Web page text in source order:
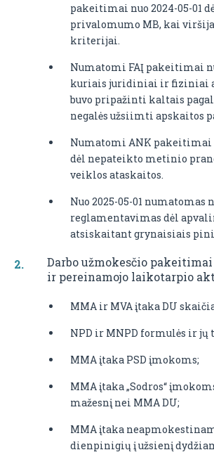
pakeitimai nuo 2024-05-01
privalomumo MB, kai
kriterijai.
Numatomi FAĮ pakeitimai
kuriais juridiniai ir fiziniai
buvo pripažinti kaltais
negalės užsiimti apskaitos
Numatomi ANK pakeitimai
dėl nepateikto metinio
veiklos ataskaitos.
Nuo 2025-05-01 numatomas
reglamentavimas dėl
atsiskaitant grynaisiais
Darbo užmokesčio pakeitimai
ir pereinamojo laikotarpio
MMA ir MVA įtaka DU
NPD ir MNPD formulės ir jų
MMA įtaka PSD įmokoms;
MMA įtaka „Sodros“
mažesnį nei MMA DU;
MMA įtaka
dienpinigių į užsienį